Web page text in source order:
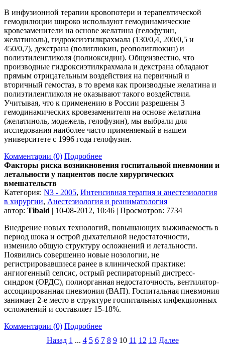
В инфузионной терапии кровопотери и терапевтической
гемодилюции широко используют гемодинамические
кровезаменители на основе желатина (гелофузин,
желатиноль), гидроксиэтилкрахмала (130/0,4, 200/0,5 и
450/0,7), декстрана (полиглюкин, реополиглюкин) и
полиэтиленгликоля (полиоксидин). Общеизвестно, что
производные гидроксиэтилкрахмала и декстрана обладают
прямым отрицательным воздействия на первичный и
вторичный гемостаз, в то время как производные желатина и
полиэтиленгликоля не оказывают такого воздействия.
Учитывая, что к применению в России разрешены 3
гемодинамических кровезаменителя на основе желатина
(желатиноль, модежель, гелофузин), мы выбрали для
исследования наиболее часто применяемый в нашем
университете с 1996 года гелофузин.
Комментарии (0) Подробнее
Факторы риска возникновения госпитальной пневмонии и
летальности у пациентов после хирургических
вмешательств
Категория: N3 - 2005, Интенсивная терапия и анестезиология
в хирургии, Анестезиология и реаниматология
автор: Tibald | 10-08-2012, 10:46 | Просмотров: 7734
Внедрение новых технологий, повышающих выживаемость в
период шока и острой дыхательной недостаточности,
изменило общую структуру осложнений и летальности.
Появились совершенно новые нозологии, не
регистрировавшиеся ранее в клинической практике:
ангиогенный сепсис, острый респираторный дистресс-
синдром (ОРДС), полиорганная недостаточность, вентилятор-
ассоциированная пневмония (ВАП). Госпитальная пневмония
занимает 2-е место в структуре госпитальных инфекционных
осложнений и составляет 15-18%.
Комментарии (0) Подробнее
Назад 1 ... 4 5 6 7 8 9 10 11 12 13 Далее